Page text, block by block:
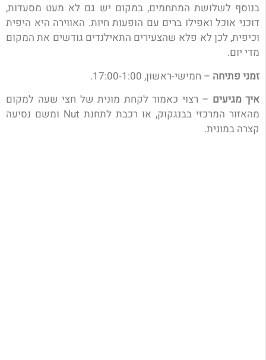
בנוסף לשלושת המתחמים, במקום יש גם לא מעט מסעדות,
דוכני אוכל ואפילו ברים עם הופעות חיות. האווירה היא היפית
וכיפית, לכן לא פלא שהצעירים התאילנדים גודשים את המקום
מדי יום.
זמני פתיחה – חמישי-ראשון, 17:00-1:00.
איך מגיעים – רצוי כאמור לקחת מונית של חצי שעה למקום
מהאזור המרכזי בבנגקוק, או רכבת לתחנת Nut ומשם נסיעה
קצרה במונית.